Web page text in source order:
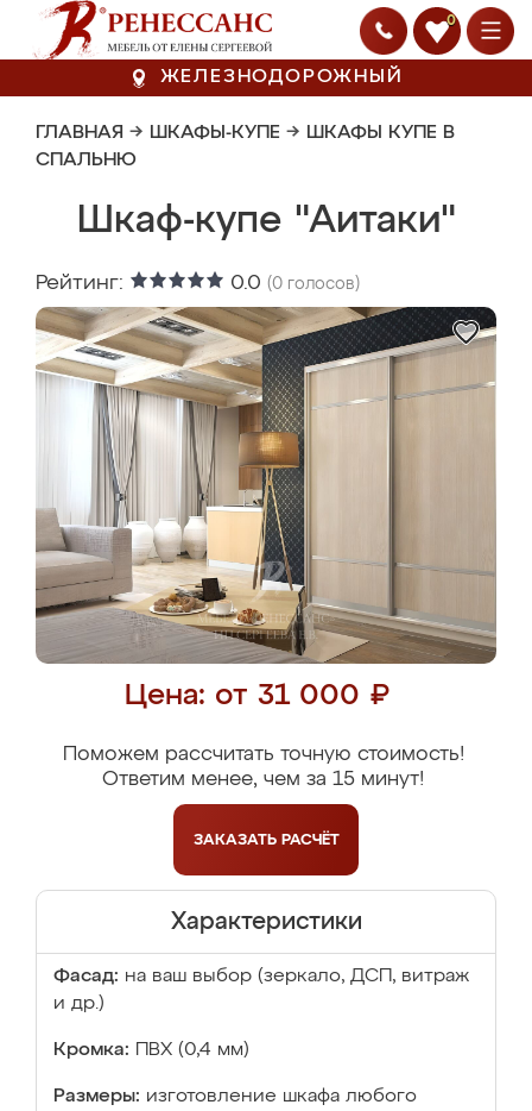
0
ЖЕЛЕЗНОДОРОЖНЫЙ
ГЛАВНАЯ → ШКАФЫ-КУПЕ → ШКАФЫ КУПЕ В
СПАЛЬНЮ
Шкаф-купе "Аитаки"
Рейтинг: 0.0 (0 голосов)
Цена: от 31 000 ₽
Поможем рассчитать точную стоимость!
Ответим менее, чем за 15 минут!
ЗАКАЗАТЬ РАСЧЁТ
Характеристики
Фасад: на ваш выбор (зеркало, ДСП, витраж
и др.)
Кромка: ПВХ (0,4 мм)
Размеры: изготовление шкафа любого